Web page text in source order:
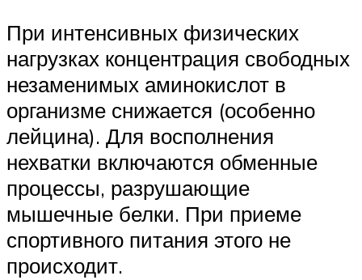
При интенсивных физических
нагрузках концентрация свободных
незаменимых аминокислот в
организме снижается (особенно
лейцина). Для восполнения
нехватки включаются обменные
процессы, разрушающие
мышечные белки. При приеме
спортивного питания этого не
происходит.